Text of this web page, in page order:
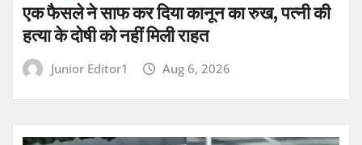
एक फैसले ने साफ कर दिया कानून का रुख, पत्नी की
हत्या के दोषी को नहीं मिली राहत
Junior Editor1 Aug 6, 2026